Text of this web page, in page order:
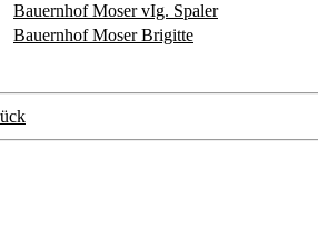
Bauernhof Moser vIg. Spaler
Bauernhof Moser Brigitte